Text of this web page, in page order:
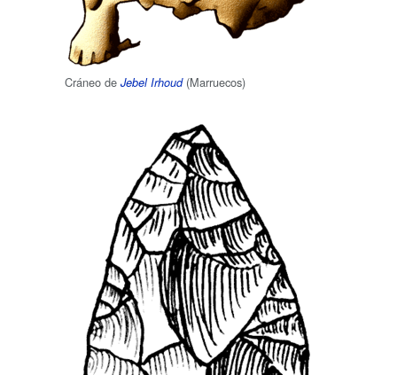
Cráneo de Jebel Irhoud(Marruecos)